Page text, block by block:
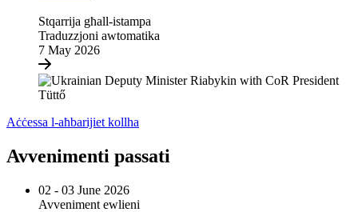
Stqarrija għall-istampa
Traduzzjoni awtomatika
7 May 2026
Aċċessa l-aħbarijiet kollha
Avvenimenti passati
02 - 03 June 2026
Avveniment ewlieni